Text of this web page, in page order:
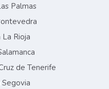
Palmas
Rioja
de Tenerife